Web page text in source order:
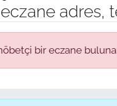
adres,
bir eczane